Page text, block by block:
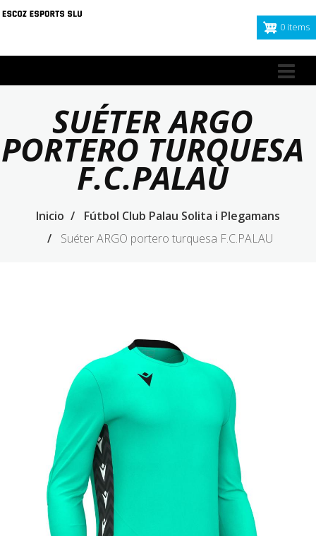
Pasar
principal
0 items
SUÉTER ARGO
PORTERO TURQUESA
F.C.PALAU
Inicio
Fútbol Club Palau Solita i Plegamans
Suéter ARGO portero turquesa F.C.PALAU